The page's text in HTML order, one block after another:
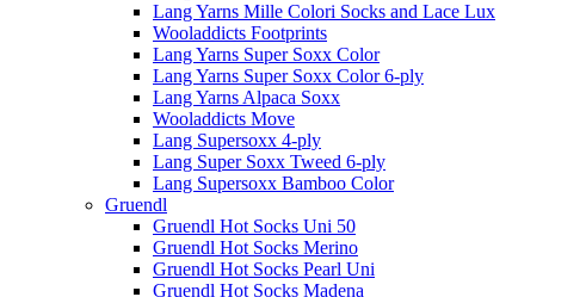
Lang Yarns Mille Colori Socks and Lace Lux
Wooladdicts Footprints
Lang Yarns Super Soxx Color
Lang Yarns Super Soxx Color 6-ply
Lang Yarns Alpaca Soxx
Wooladdicts Move
Lang Supersoxx 4-ply
Lang Super Soxx Tweed 6-ply
Lang Supersoxx Bamboo Color
Gruendl
Gruendl Hot Socks Uni 50
Gruendl Hot Socks Merino
Gruendl Hot Socks Pearl Uni
Gruendl Hot Socks Madena